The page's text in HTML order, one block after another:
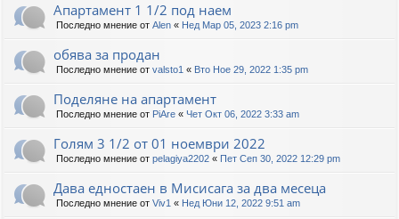
Апартамент 1 1/2 под наем
Последно мнение от Alen « Нед Мар 05, 2023 2:16 pm
обява за продан
Последно мнение от valsto1 « Вто Ное 29, 2022 1:35 pm
Поделяне на апартамент
Последно мнение от PiAre « Чет Окт 06, 2022 3:33 am
Голям 3 1/2 от 01 ноември 2022
Последно мнение от pelagiya2202 « Пет Сеп 30, 2022 12:29 pm
Дава едностаен в Мисисага за два месеца
Последно мнение от Viv1 « Нед Юни 12, 2022 9:51 am